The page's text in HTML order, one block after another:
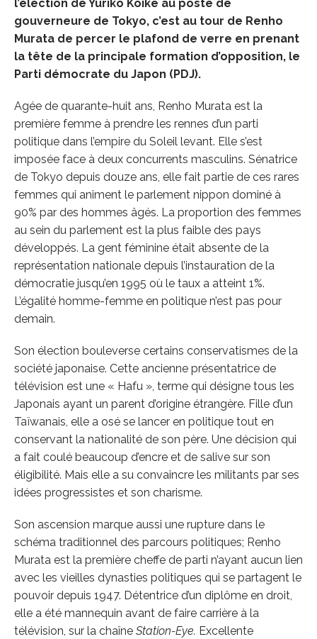
l’élection de Yuriko Koike au poste de
gouverneure de Tokyo, c’est au tour de Renho
Murata de percer le plafond de verre en prenant
la tête de la principale formation d’opposition, le
Parti démocrate du Japon (PDJ).
Agée de quarante-huit ans, Renho Murata est la
première femme à prendre les rennes d’un parti
politique dans l’empire du Soleil levant. Elle s’est
imposée face à deux concurrents masculins. Sénatrice
de Tokyo depuis douze ans, elle fait partie de ces rares
femmes qui animent le parlement nippon dominé à
90% par des hommes âgés. La proportion des femmes
au sein du parlement est la plus faible des pays
développés. La gent féminine était absente de la
représentation nationale depuis l’instauration de la
démocratie jusqu’en 1995 où le taux a atteint 1%.
L’égalité homme-femme en politique n’est pas pour
demain.
Son élection bouleverse certains conservatismes de la
société japonaise. Cette ancienne présentatrice de
télévision est une « Hafu », terme qui désigne tous les
Japonais ayant un parent d’origine étrangère. Fille d’un
Taïwanais, elle a osé se lancer en politique tout en
conservant la nationalité de son père. Une décision qui
a fait coulé beaucoup d’encre et de salive sur son
éligibilité. Mais elle a su convaincre les militants par ses
idées progressistes et son charisme.
Son ascension marque aussi une rupture dans le
schéma traditionnel des parcours politiques; Renho
Murata est la première cheffe de parti n’ayant aucun lien
avec les vieilles dynasties politiques qui se partagent le
pouvoir depuis 1947. Détentrice d’un diplôme en droit,
elle a été mannequin avant de faire carrière à la
télévision, sur la chaîne Station-Eye. Excellente